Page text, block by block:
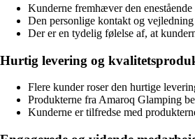
Kunderne fremhæver den
Den personlige kontakt og
Der er en tydelig følelse af, at
Hurtig levering og
Flere kunder roser den hurtige
Produkterne fra Amaroq Glamping
Kunderne er tilfredse med